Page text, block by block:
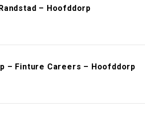
– Hoofddorp
– Finture Careers – Hoofddorp